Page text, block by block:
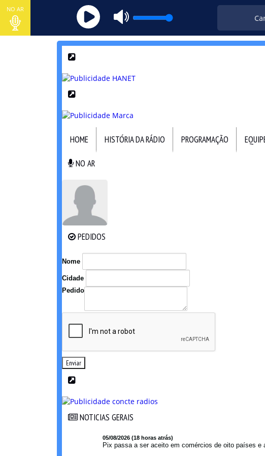
NO AR
HOME HISTÓRIA DA RÁDIO PROGRAMAÇÃO
NO AR
PEDIDOS
Nome
Cidade
Pedido
Enviar
NOTICIAS GERAIS
05/08/2026 (18 horas atrás)
Pix passa a ser aceito em comércios de oito países e